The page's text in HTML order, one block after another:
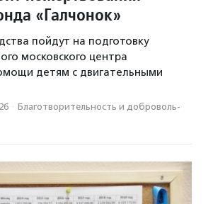
«Галчонок»
пойдут на подготовку
московского центра
детям с двигательными
· Благотвори­тель­ность и доброволь­